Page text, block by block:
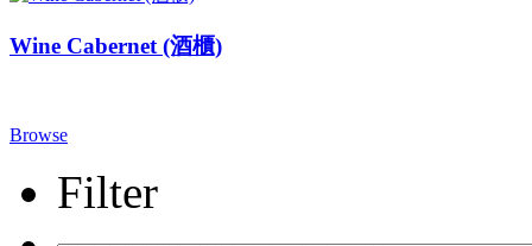
Wine Cabernet (酒櫃)
Browse
Filter